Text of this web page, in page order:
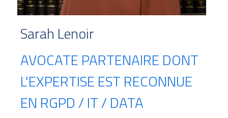
Sarah Lenoir
AVOCATE PARTENAIRE DONT
L'EXPERTISE EST RECONNUE
EN RGPD / IT / DATA